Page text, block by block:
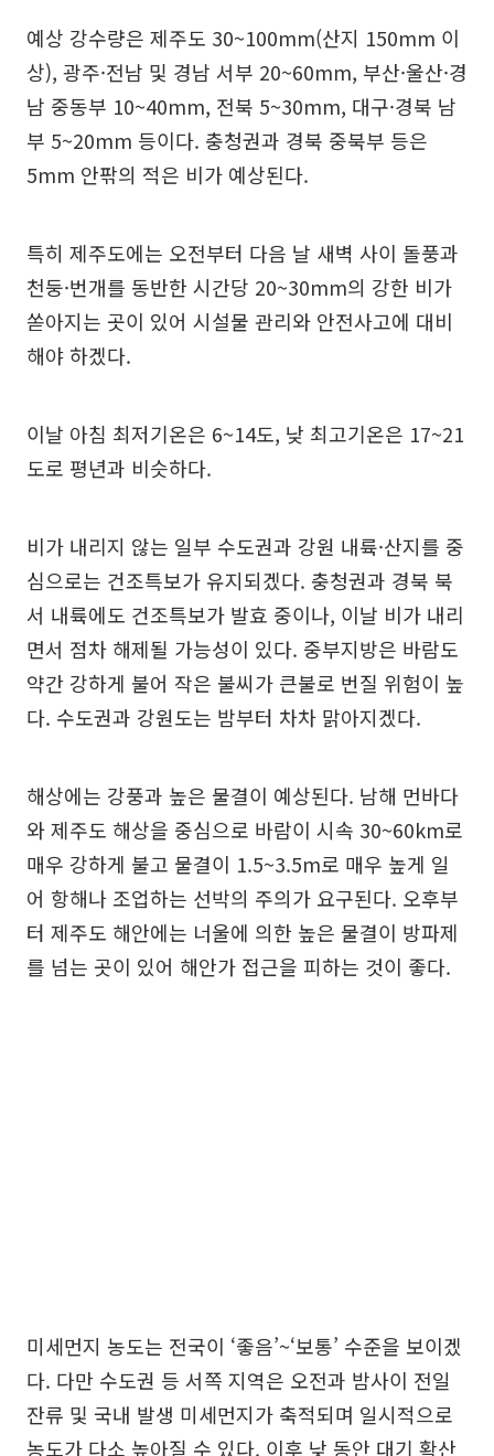
예상 강수량은 제주도 30~100mm(산지 150mm 이
상), 광주·전남 및 경남 서부 20~60mm, 부산·울산·경
남 중동부 10~40mm, 전북 5~30mm, 대구·경북 남
부 5~20mm 등이다. 충청권과 경북 중북부 등은
5mm 안팎의 적은 비가 예상된다.
특히 제주도에는 오전부터 다음 날 새벽 사이 돌풍과
천둥·번개를 동반한 시간당 20~30mm의 강한 비가
쏟아지는 곳이 있어 시설물 관리와 안전사고에 대비
해야 하겠다.
이날 아침 최저기온은 6~14도, 낮 최고기온은 17~21
도로 평년과 비슷하다.
비가 내리지 않는 일부 수도권과 강원 내륙·산지를 중
심으로는 건조특보가 유지되겠다. 충청권과 경북 북
서 내륙에도 건조특보가 발효 중이나, 이날 비가 내리
면서 점차 해제될 가능성이 있다. 중부지방은 바람도
약간 강하게 불어 작은 불씨가 큰불로 번질 위험이 높
다. 수도권과 강원도는 밤부터 차차 맑아지겠다.
해상에는 강풍과 높은 물결이 예상된다. 남해 먼바다
와 제주도 해상을 중심으로 바람이 시속 30~60km로
매우 강하게 불고 물결이 1.5~3.5m로 매우 높게 일
어 항해나 조업하는 선박의 주의가 요구된다. 오후부
터 제주도 해안에는 너울에 의한 높은 물결이 방파제
를 넘는 곳이 있어 해안가 접근을 피하는 것이 좋다.
미세먼지 농도는 전국이 ‘좋음’~‘보통’ 수준을 보이겠
다. 다만 수도권 등 서쪽 지역은 오전과 밤사이 전일
잔류 및 국내 발생 미세먼지가 축적되며 일시적으로
농도가 다소 높아질 수 있다. 이후 낮 동안 대기 확산